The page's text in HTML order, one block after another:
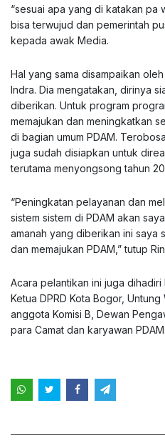
“sesuai apa yang di katakan pa
bisa terwujud dan pemerintah
kepada awak Media.
Hal yang sama disampaikan
Indra. Dia mengatakan, dirinya
diberikan. Untuk program
memajukan dan meningkatkan
di bagian umum PDAM.
juga sudah disiapkan untuk
terutama menyongsong tahun
“Peningkatan pelayanan dan
sistem sistem di PDAM akan
amanah yang diberikan ini saya
dan memajukan PDAM,” tutup
Acara pelantikan ini juga
Ketua DPRD Kota Bogor,
anggota Komisi B, Dewan
para Camat dan karyawan